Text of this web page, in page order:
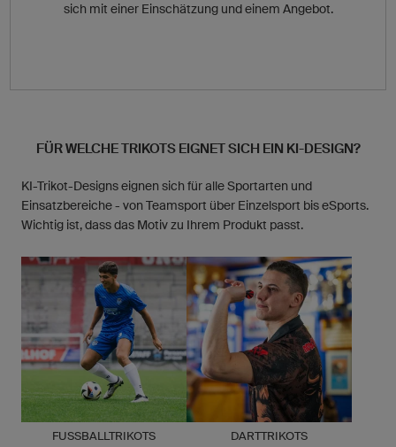
sich mit einer Einschätzung und einem Angebot.
FÜR WELCHE TRIKOTS EIGNET SICH EIN KI-DESIGN?
KI-Trikot-Designs eignen sich für alle Sportarten und
Einsatzbereiche - von Teamsport über Einzelsport bis eSports.
Wichtig ist, dass das Motiv zu Ihrem Produkt passt.
FUSSBALLTRIKOTS
DARTTRIKOTS